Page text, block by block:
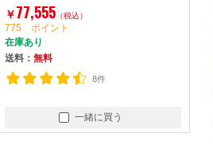
￥77,555（税込）
775 ポイント
在庫あり
送料： 無料
8件
一緒に買う